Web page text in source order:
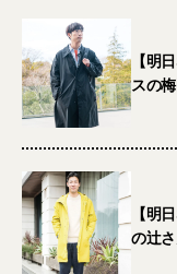
【明
スの
【明
の辻